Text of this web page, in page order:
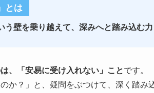
とは
う壁を乗り越えて、深みへと踏み込む力
、「安易に受け入れない」ことです。
か？」と、疑問をぶつけて、深く踏み